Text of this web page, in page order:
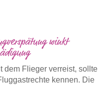
winkt
dem Flieger verreist, sollte
kennen. Die